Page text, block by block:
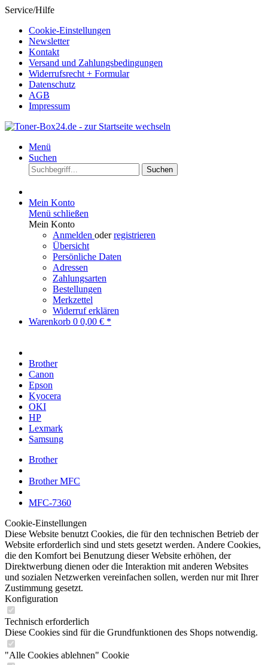
Service/Hilfe
Cookie-Einstellungen
Newsletter
Kontakt
Versand und Zahlungsbedingungen
Widerrufsrecht + Formular
Datenschutz
AGB
Impressum
Menü
Suchen
Suchen
Mein Konto
Menü schließen
Mein Konto
Anmelden oderregistrieren
Übersicht
Persönliche Daten
Adressen
Zahlungsarten
Bestellungen
Merkzettel
Widerruf erklären
Warenkorb 0 0,00 € *
Brother
Canon
Epson
Kyocera
OKI
HP
Lexmark
Samsung
Brother
Brother MFC
MFC-7360
Cookie-Einstellungen
Diese Website benutzt Cookies, die für den technischen Betrieb der
Website erforderlich sind und stets gesetzt werden. Andere Cookies,
die den Komfort bei Benutzung dieser Website erhöhen, der
Direktwerbung dienen oder die Interaktion mit anderen Websites
und sozialen Netzwerken vereinfachen sollen, werden nur mit Ihrer
Zustimmung gesetzt.
Konfiguration
Technisch erforderlich
Diese Cookies sind für die Grundfunktionen des Shops notwendig.
"Alle Cookies ablehnen" Cookie